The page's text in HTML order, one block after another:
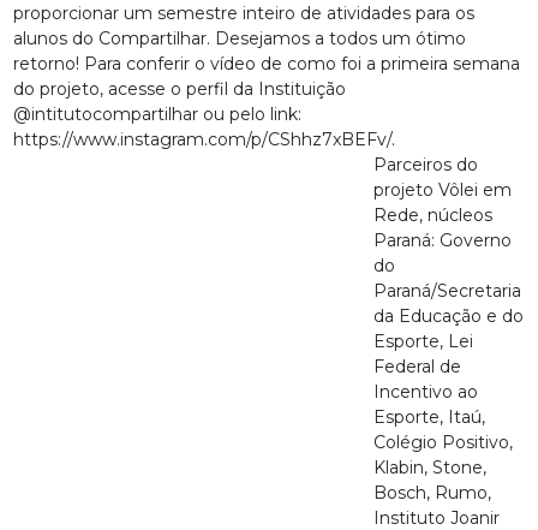
proporcionar um semestre inteiro de atividades para os
alunos do Compartilhar. Desejamos a todos um ótimo
retorno! Para conferir o vídeo de como foi a primeira semana
do projeto, acesse o perfil da Instituição
@intitutocompartilhar ou pelo link:
https://www.instagram.com/p/CShhz7xBEFv/.
Parceiros do
projeto Vôlei em
Rede, núcleos
Paraná: Governo
do
Paraná/Secretaria
da Educação e do
Esporte, Lei
Federal de
Incentivo ao
Esporte, Itaú,
Colégio Positivo,
Klabin, Stone,
Bosch, Rumo,
Instituto Joanir